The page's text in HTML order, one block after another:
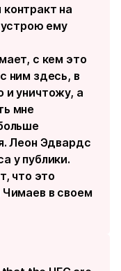
на
устрою ему
с кем это
ним здесь, в
и уничтожу, а
мне
Леон Эдвардс
у публики.
что это
в своем